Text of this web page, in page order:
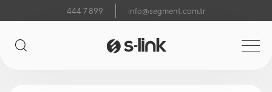
444 7 899 info@segment.com.tr